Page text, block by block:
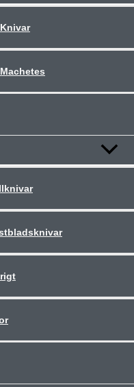
meny
Slå
meny